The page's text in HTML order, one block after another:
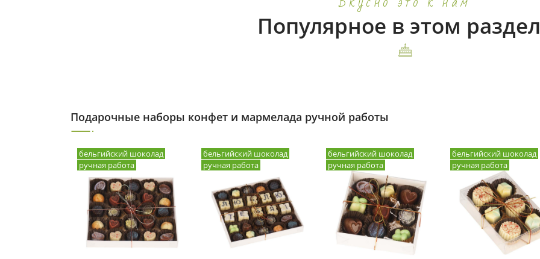
Популярное в этом
Подарочные наборы конфет и мармелада ручной работы
бельгийский шоколад
ручная работа
бельгийский шоколад
ручная работа
бельгийский шоколад
ручная работа
бельгийский шоколад
ручная работа